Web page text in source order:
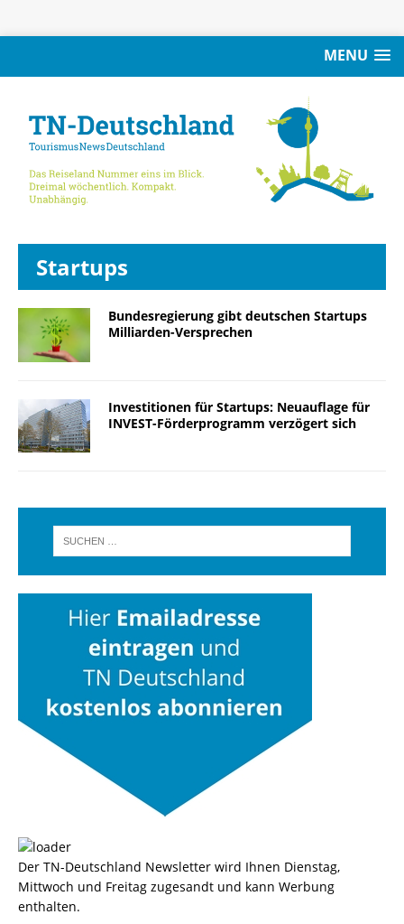
MENU
Startups
Bundesregierung gibt deutschen Startups
Milliarden-Versprechen
Investitionen für Startups: Neuauflage für
INVEST-Förderprogramm verzögert sich
Der TN-Deutschland Newsletter wird Ihnen Dienstag,
Mittwoch und Freitag zugesandt und kann Werbung
enthalten.